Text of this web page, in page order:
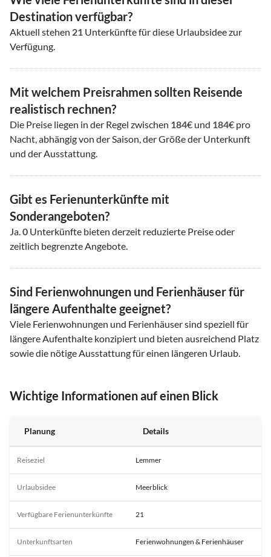
Destination verfügbar?
Aktuell stehen 21 Unterkünfte für diese Urlaubsidee zur
Verfügung.
Mit welchem Preisrahmen sollten Reisende
realistisch rechnen?
Die Preise liegen in der Regel zwischen 184€ und 184€ pro
Nacht, abhängig von der Saison, der Größe der Unterkunft
und der Ausstattung.
Gibt es Ferienunterkünfte mit
Sonderangeboten?
Ja.0 Unterkünfte bieten derzeit reduzierte Preise oder
zeitlich begrenzte Angebote.
Sind Ferienwohnungen und Ferienhäuser für
längere Aufenthalte geeignet?
Viele Ferienwohnungen und Ferienhäuser sind speziell für
längere Aufenthalte konzipiert und bieten ausreichend Platz
sowie die nötige Ausstattung für einen längeren Urlaub.
Wichtige Informationen auf einen Blick
Planung Details
Reiseziel Lemmer
Urlaubsidee Meerblick
Verfügbare Ferienunterkünfte 21
Unterkunftsarten Ferienwohnungen & Ferienhäuser